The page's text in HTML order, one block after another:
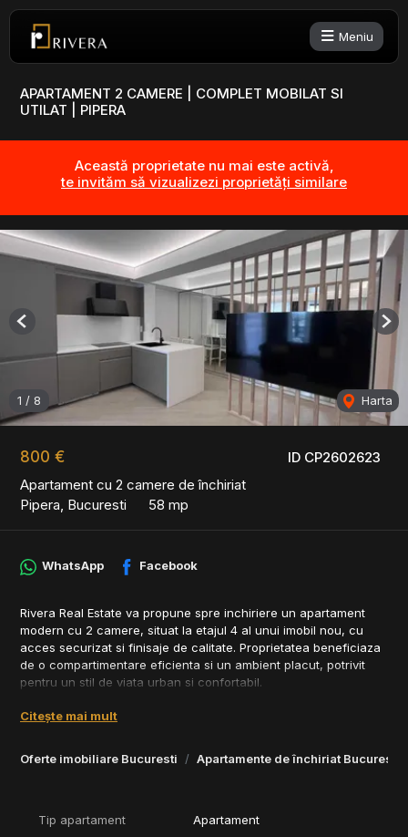
Meniu
APARTAMENT 2 CAMERE | COMPLET MOBILAT SI
UTILAT | PIPERA
Această proprietate nu mai este activă,
te invităm să vizualizezi proprietăți similare
ID CP2602623
800 €
Apartament cu 2 camere de închiriat
Pipera, Bucuresti
58 mp
1 / 8 Harta
Previous
Oferte imobiliare Bucuresti Apartamente de închiriat Bucuresti
WhatsApp Facebook
Rivera Real Estate va propune spre inchiriere un apartament
modern cu 2 camere, situat la etajul 4 al unui imobil nou, cu
acces securizat si finisaje de calitate. Proprietatea beneficiaza
de o compartimentare eficienta si un ambient placut, potrivit
pentru un stil de viata urban si confortabil.
Detalii proprietate:
• Etaj: 4/
Dotari si facilitati:
Citește mai mult
Tip apartament Apartament